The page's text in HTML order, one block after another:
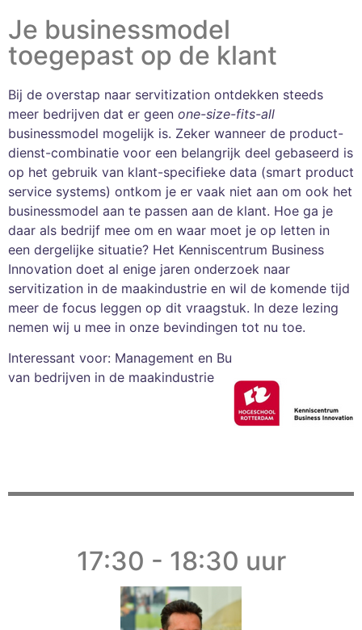
Je businessmodel
toegepast op de klant
Bij de overstap naar servitization ontdekken steeds
meer bedrijven dat er geen one-size-fits-all
businessmodel mogelijk is. Zeker wanneer de product-
dienst-combinatie voor een belangrijk deel gebaseerd is
op het gebruik van klant-specifieke data (smart product
service systems) ontkom je er vaak niet aan om ook het
businessmodel aan te passen aan de klant. Hoe ga je
daar als bedrijf mee om en waar moet je op letten in
een dergelijke situatie? Het Kenniscentrum Business
Innovation doet al enige jaren onderzoek naar
servitization in de maakindustrie en wil de komende tijd
meer de focus leggen op dit vraagstuk. In deze lezing
nemen wij u mee in onze bevindingen tot nu toe.
Interessant voor: Management en Business Developers
van bedrijven in de maakindustrie
17:30 - 18:30 uur